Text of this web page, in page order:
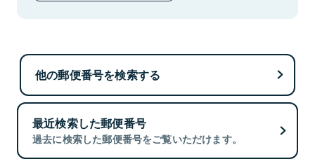
他の郵便番号を検索する
最近検索した郵便番号
過去に検索した郵便番号をご覧いただけます。